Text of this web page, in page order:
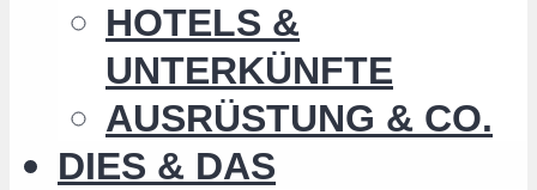
HOTELS &
UNTERKÜNFTE
AUSRÜSTUNG & CO.
DIES & DAS